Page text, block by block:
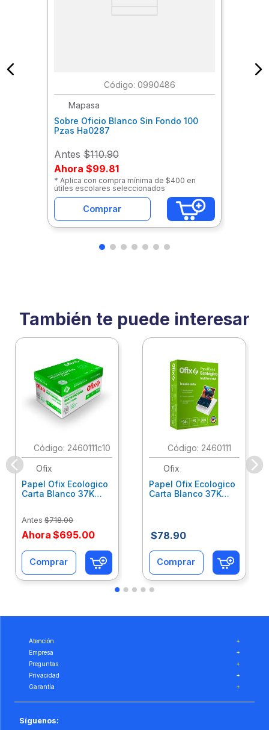
: 0990486
Mapasa
Sobre Oficio Blanco Sin Fondo 100
Pzas Ha0287
Antes $110.90
Ahora $99.81
* Aplica con compra mínima de $400 en
útiles escolares seleccionados
Comprar
También te puede interesar
: 2460111c10
Ofix
Papel Ofix Ecologico
Carta Blanco 37K
Antes $718.00
Ahora $695.00
Comprar
: 2460111
Ofix
Papel Ofix Ecologico
Carta Blanco 37K
$78.90
Comprar
Atención
+
Empresa
+
Preguntas
+
Privacidad
+
Garantía
+
Síguenos: